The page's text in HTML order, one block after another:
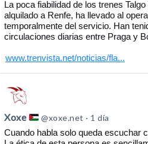
en
Bluesky
La poca fiabilidad de los trenes
alquilado a Renfe, ha llevado al
temporalmente del servicio. Han
circulaciones diarias entre Praga y
www.trenvista.net/noticias/fla...
Ver
publicación
de
Xoxe
Xoxe @xoxe.net
1 día
Cuando habla solo queda escuchar